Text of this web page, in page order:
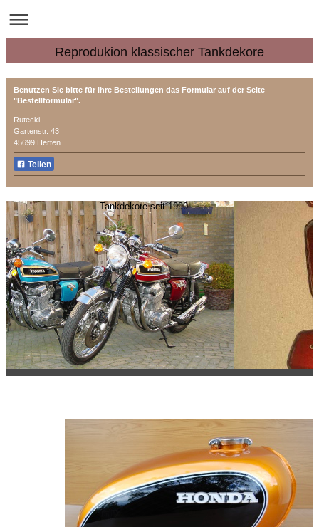
Reprodukion klassischer Tankdekore
Benutzen Sie bitte für Ihre Bestellungen das Formular auf der Seite
"Bestellformular".
Rutecki
Gartenstr. 43
45699 Herten
Teilen
Tankdekore seit 1990